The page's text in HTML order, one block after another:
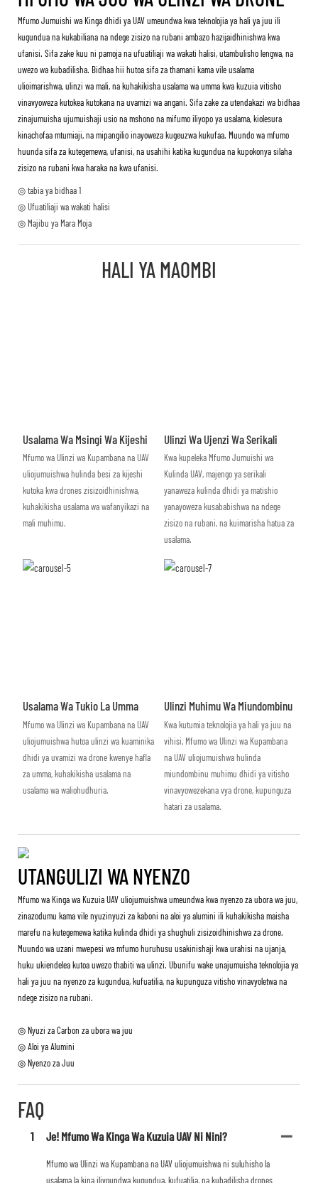
Mfumo Jumuishi wa Kinga dhidi ya UAV umeundwa kwa teknolojia ya hali ya juu ili
kugundua na kukabiliana na ndege zisizo na rubani ambazo hazijaidhinishwa kwa
ufanisi. Sifa zake kuu ni pamoja na ufuatiliaji wa wakati halisi, utambulisho lengwa, na
uwezo wa kubadilisha. Bidhaa hii hutoa sifa za thamani kama vile usalama
ulioimarishwa, ulinzi wa mali, na kuhakikisha usalama wa umma kwa kuzuia vitisho
vinavyoweza kutokea kutokana na uvamizi wa angani. Sifa zake za utendakazi wa bidhaa
zinajumuisha ujumuishaji usio na mshono na mifumo iliyopo ya usalama, kiolesura
kinachofaa mtumiaji, na mipangilio inayoweza kugeuzwa kukufaa. Muundo wa mfumo
huunda sifa za kutegemewa, ufanisi, na usahihi katika kugundua na kupokonya silaha
zisizo na rubani kwa haraka na kwa ufanisi.
◎ tabia ya bidhaa 1
◎ Ufuatiliaji wa wakati halisi
◎ Majibu ya Mara Moja
HALI YA MAOMBI
Usalama Wa Msingi Wa Kijeshi
Mfumo wa Ulinzi wa Kupambana na UAV
uliojumuishwa hulinda besi za kijeshi
kutoka kwa drones zisizoidhinishwa,
kuhakikisha usalama wa wafanyikazi na
mali muhimu.
Ulinzi Wa Ujenzi Wa Serikali
Kwa kupeleka Mfumo Jumuishi wa
Kulinda UAV, majengo ya serikali
yanaweza kulinda dhidi ya matishio
yanayoweza kusababishwa na ndege
zisizo na rubani, na kuimarisha hatua za
usalama.
Usalama Wa Tukio La Umma
Mfumo wa Ulinzi wa Kupambana na UAV
uliojumuishwa hutoa ulinzi wa kuaminika
dhidi ya uvamizi wa drone kwenye hafla
za umma, kuhakikisha usalama na
usalama wa waliohudhuria.
Ulinzi Muhimu Wa Miundombinu
Kwa kutumia teknolojia ya hali ya juu na
vihisi, Mfumo wa Ulinzi wa Kupambana
na UAV uliojumuishwa hulinda
miundombinu muhimu dhidi ya vitisho
vinavyowezekana vya drone, kupunguza
hatari za usalama.
UTANGULIZI WA NYENZO
Mfumo wa Kinga wa Kuzuia UAV uliojumuishwa umeundwa kwa nyenzo za ubora wa juu,
zinazodumu kama vile nyuzinyuzi za kaboni na aloi ya alumini ili kuhakikisha maisha
marefu na kutegemewa katika kulinda dhidi ya shughuli zisizoidhinishwa za drone.
Muundo wa uzani mwepesi wa mfumo huruhusu usakinishaji kwa urahisi na ujanja,
huku ukiendelea kutoa uwezo thabiti wa ulinzi. Ubunifu wake unajumuisha teknolojia ya
hali ya juu na nyenzo za kugundua, kufuatilia, na kupunguza vitisho vinavyoletwa na
ndege zisizo na rubani.
◎ Nyuzi za Carbon za ubora wa juu
◎ Aloi ya Alumini
◎ Nyenzo za Juu
FAQ
1 Je! Mfumo Wa Kinga Wa Kuzuia UAV Ni Nini?
Mfumo wa Ulinzi wa Kupambana na UAV uliojumuishwa ni suluhisho la
usalama la kina iliyoundwa kugundua, kufuatilia, na kubadilisha drones